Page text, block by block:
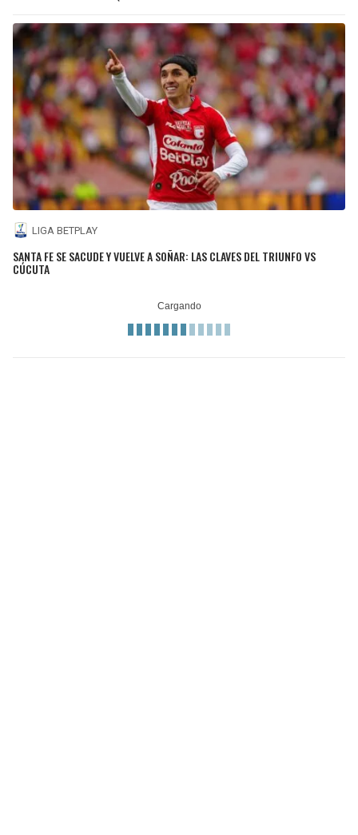
LIGA BETPLAY
SANTA FE SE SACUDE Y VUELVE A SOÑAR: LAS CLAVES DEL TRIUNFO VS
CÚCUTA